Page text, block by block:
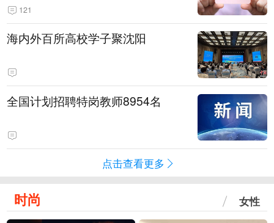
121
海内外百所高校学子聚沈阳
全国计划招聘特岗教师8954名
点击查看更多
时尚 女性